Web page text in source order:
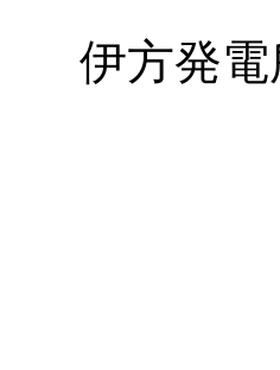
伊方発